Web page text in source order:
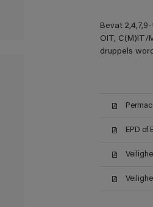
Bevat
OIT, C(M)IT/
druppels
EPD of